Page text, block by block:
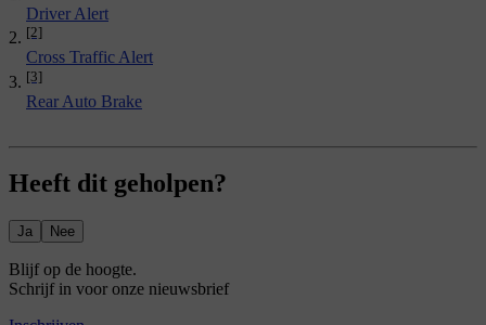
Driver Alert
[2]
Cross Traffic Alert
[3]
Rear Auto Brake
Heeft dit geholpen?
Ja Nee